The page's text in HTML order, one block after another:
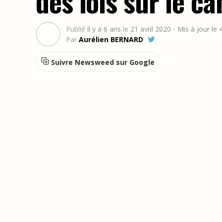
Publié il y a 6 ans le 21 avril 2020 - Mis à jour le
Par Aurélien BERNARD
Suivre Newsweed sur Google